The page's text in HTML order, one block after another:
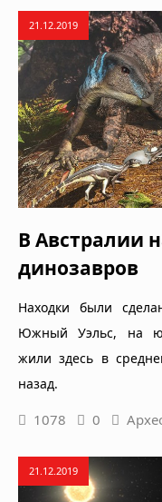
21.12.2019
В Австралии
динозавров
Находки были
Южный Уэльс, на
жили здесь в
назад.
1078 0
21.12.2019